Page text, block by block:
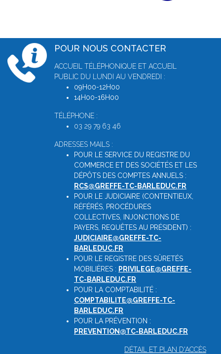
POUR NOUS CONTACTER
ACCUEIL TÉLÉPHONIQUE ET ACCUEIL
PUBLIC DU LUNDI AU VENDREDI :
09H00-12H00
14H00-16H00
TÉLÉPHONE :
03 29 79 63 46
ADRESSES MAILS :
POUR LE SERVICE DU REGISTRE DU
COMMERCE ET DES SOCIÉTÉS ET LES
DÉPÔTS DES COMPTES ANNUELS :
RCS@GREFFE-TC-BARLEDUC.FR
POUR LE JUDICIAIRE (CONTENTIEUX,
RÉFÉRÉS, PROCÉDURES
COLLECTIVES, INJONCTIONS DE
PAYERS, REQUÊTES AU PRÉSIDENT) :
JUDICIAIRE@GREFFE-TC-
BARLEDUC.FR
POUR LE REGISTRE DES SÛRETÉS
MOBILIÈRES : PRIVILEGE@GREFFE-
TC-BARLEDUC.FR
POUR LA COMPTABILITÉ :
COMPTABILITE@GREFFE-TC-
BARLEDUC.FR
POUR LA PRÉVENTION :
PREVENTION@TC-BARLEDUC.FR
DÉTAIL ET PLAN D'ACCÈS